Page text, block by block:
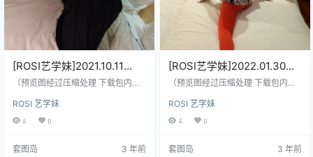
[ROSI艺学妹]2021.10.11
NO.234[103+1P／120MB]
（预览图经过压缩处理 下载包内是
ROSI 艺学妹
6 0
套图岛 3 年前
[ROSI艺学妹]2022.01.30
NO.247[71+1P／104MB]
（预览图经过压缩处理 下载包内是
ROSI 艺学妹
4 0
套图岛 3 年前